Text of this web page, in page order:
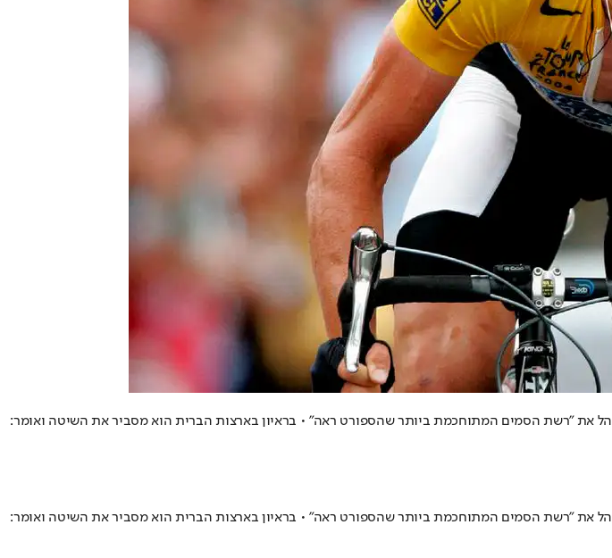
נגמר כשפורסם שניהל את "רשת הסמים המתוחכמת ביותר שהספורט ראה" • בראיון בארצות הברית הוא מסביר את השיטה ואומר:
נגמר כשפורסם שניהל את "רשת הסמים המתוחכמת ביותר שהספורט ראה" • בראיון בארצות הברית הוא מסביר את השיטה ואומר: